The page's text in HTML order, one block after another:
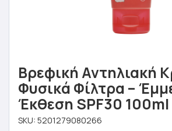
Βρεφική Αντηλιακή
Φυσικά Φίλτρα –
Έκθεση SPF30 100ml
SKU: 5201279080266